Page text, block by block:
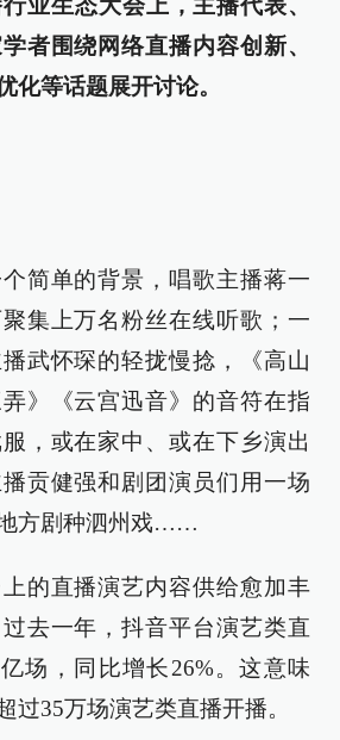
业生态大会上，主播代表、
者围绕网络直播内容创新、
化等话题展开讨论。
简单的背景，唱歌主播蒋一
集上万名粉丝在线听歌；一
武怀琛的轻拢慢捻，《高山
》《云宫迅音》的音符在指
，或在家中、或在下乡演出
贡健强和剧团演员们用一场
方剧种泗州戏……
的直播演艺内容供给愈加丰
去一年，抖音平台演艺类直
场，同比增长26%。这意味
过35万场演艺类直播开播。